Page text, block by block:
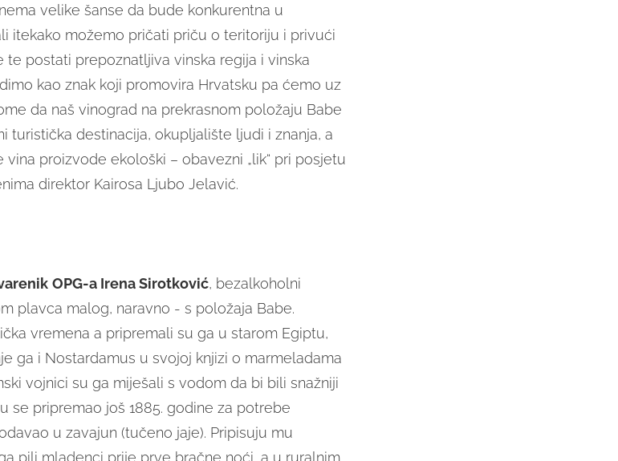
velike šanse da bude konkurentna u
itekako možemo pričati priču o teritoriju i privući
postati prepoznatljiva vinska regija i vinska
kao znak koji promovira Hrvatsku pa ćemo uz
da naš vinograd na prekrasnom položaju Babe
turistička destinacija, okupljalište ljudi i znanja, a
proizvode ekološki – obavezni „lik“ pri posjetu
direktor Kairosa Ljubo Jelavić.
OPG-a Irena Sirotković, bezalkoholni
plavca malog, naravno - s položaja Babe.
vremena a pripremali su ga u starom Egiptu,
ga i Nostardamus u svojoj knjizi o marmeladama
vojnici su ga miješali s vodom da bi bili snažniji
se pripremao još 1885. godine za potrebe
u zavajun (tučeno jaje). Pripisuju mu